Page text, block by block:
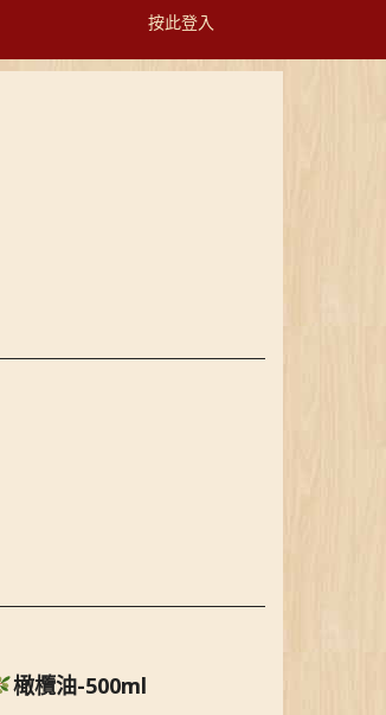
按此登入
Toggle
橄欖油-500ml